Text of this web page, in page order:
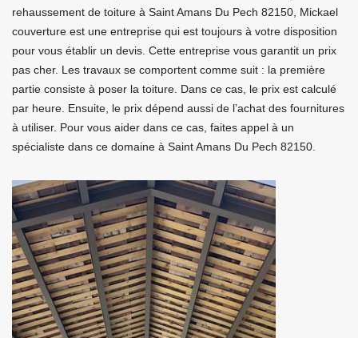
rehaussement de toiture à Saint Amans Du Pech 82150, Mickael
couverture est une entreprise qui est toujours à votre disposition
pour vous établir un devis. Cette entreprise vous garantit un prix
pas cher. Les travaux se comportent comme suit : la première
partie consiste à poser la toiture. Dans ce cas, le prix est calculé
par heure. Ensuite, le prix dépend aussi de l’achat des fournitures
à utiliser. Pour vous aider dans ce cas, faites appel à un
spécialiste dans ce domaine à Saint Amans Du Pech 82150.